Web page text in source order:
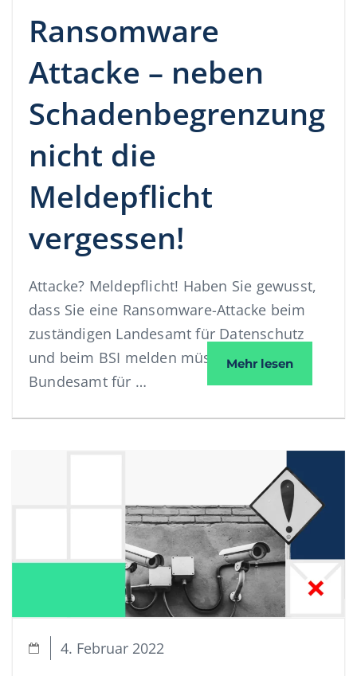
Ransomware
Attacke – neben
Schadenbegrenzung
nicht die
Meldepflicht
vergessen!
Attacke? Meldepflicht! Haben Sie gewusst,
dass Sie eine Ransomware-Attacke beim
zuständigen Landesamt für Datenschutz
und beim BSI melden müssen? Das
Bundesamt für …
Mehr lesen
4. Februar 2022